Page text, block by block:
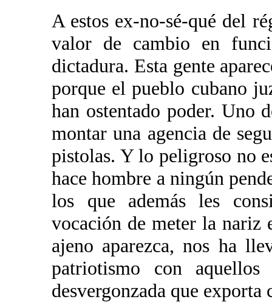
A estos ex-no-sé-qué del
valor de cambio en
dictadura. Esta gente
porque el pueblo cubano
han ostentado poder. Uno
montar una agencia de
pistolas. Y lo peligroso no
hace hombre a ningún
los que además les
vocación de meter la nariz
ajeno aparezca, nos ha
patriotismo con
desvergonzada que